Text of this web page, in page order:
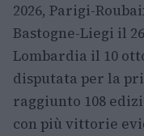
2026, Parigi-
Bastogne-Liegi il
Lombardia il 10
disputata per la
raggiunto 108
con più vittorie